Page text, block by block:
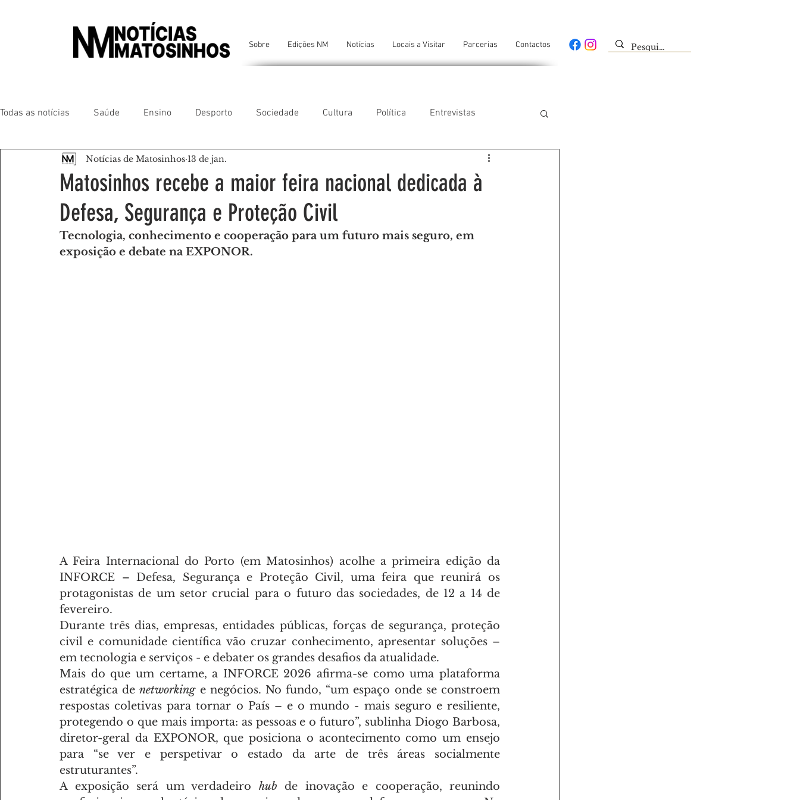
Sobre Edições NM Notícias Locais a Visitar Parcerias Contactos
Todas as notícias Saúde Ensino Desporto Sociedade Cultura Política Entrevistas
Matosinhos Leça da Palmeira Custóias
São Mamede de Infesta Perafita Lavra Santa Cruz do Bispo
Gente da nossa Terra AMANTES DE ANIMAIS AMANTES DE CONFORTO
Matosinhos recebe a maior feira nacional dedicada à
Defesa, Segurança e Proteção Civil
Notícias de Matosinhos 13 de jan.
Tecnologia, conhecimento e cooperação para um futuro mais seguro, em
exposição e debate na EXPONOR.
A Feira Internacional do Porto (em Matosinhos) acolhe a primeira edição da
INFORCE – Defesa, Segurança e Proteção Civil, uma feira que reunirá os
protagonistas de um setor crucial para o futuro das sociedades, de 12 a 14 de
fevereiro.
Durante três dias, empresas, entidades públicas, forças de segurança, proteção
civil e comunidade científica vão cruzar conhecimento, apresentar soluções –
em tecnologia e serviços - e debater os grandes desafios da atualidade.
Mais do que um certame, a INFORCE 2026 afirma-se como uma plataforma
estratégica de networking e negócios. No fundo, “um espaço onde se constroem
respostas coletivas para tornar o País – e o mundo - mais seguro e resiliente,
protegendo o que mais importa: as pessoas e o futuro”, sublinha Diogo Barbosa,
diretor-geral da EXPONOR, que posiciona o acontecimento como um ensejo
para “se ver e perspetivar o estado da arte de três áreas socialmente
estruturantes”.
A exposição será um verdadeiro hub de inovação e cooperação, reunindo